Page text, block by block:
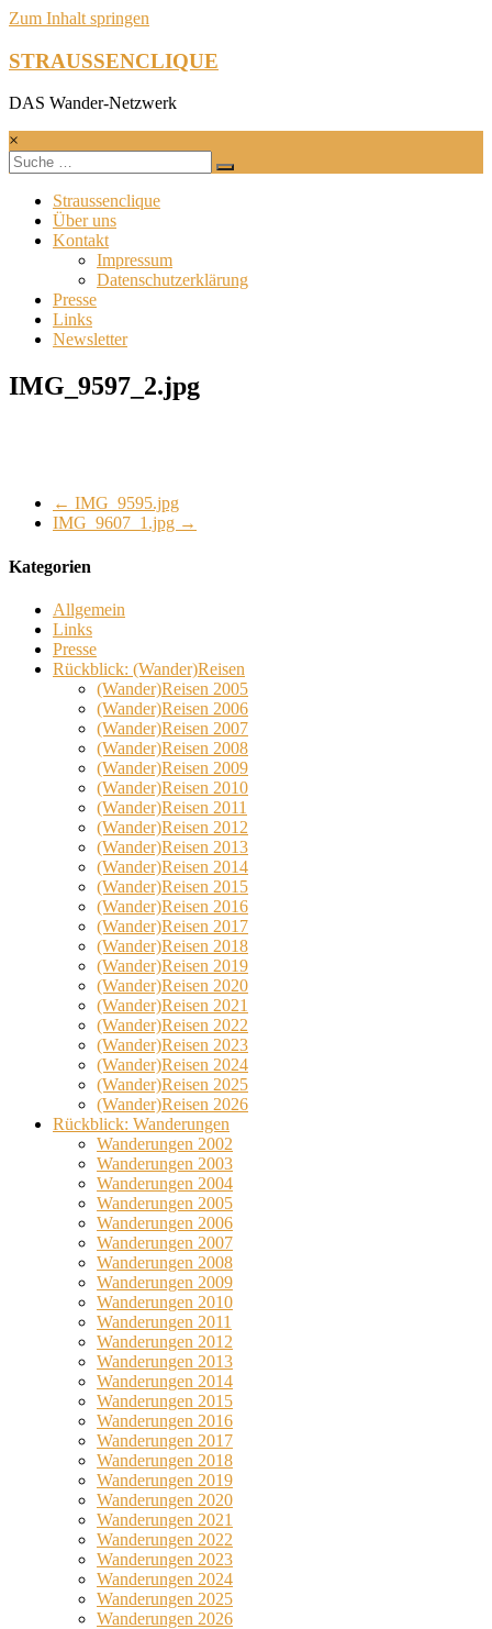
Zum Inhalt springen
STRAUSSENCLIQUE
DAS Wander-Netzwerk
×
Straussenclique
Über uns
Kontakt
Impressum
Datenschutzerklärung
Presse
Links
Newsletter
IMG_9597_2.jpg
← IMG_9595.jpg
IMG_9607_1.jpg →
Kategorien
Allgemein
Links
Presse
Rückblick: (Wander)Reisen
(Wander)Reisen 2005
(Wander)Reisen 2006
(Wander)Reisen 2007
(Wander)Reisen 2008
(Wander)Reisen 2009
(Wander)Reisen 2010
(Wander)Reisen 2011
(Wander)Reisen 2012
(Wander)Reisen 2013
(Wander)Reisen 2014
(Wander)Reisen 2015
(Wander)Reisen 2016
(Wander)Reisen 2017
(Wander)Reisen 2018
(Wander)Reisen 2019
(Wander)Reisen 2020
(Wander)Reisen 2021
(Wander)Reisen 2022
(Wander)Reisen 2023
(Wander)Reisen 2024
(Wander)Reisen 2025
(Wander)Reisen 2026
Rückblick: Wanderungen
Wanderungen 2002
Wanderungen 2003
Wanderungen 2004
Wanderungen 2005
Wanderungen 2006
Wanderungen 2007
Wanderungen 2008
Wanderungen 2009
Wanderungen 2010
Wanderungen 2011
Wanderungen 2012
Wanderungen 2013
Wanderungen 2014
Wanderungen 2015
Wanderungen 2016
Wanderungen 2017
Wanderungen 2018
Wanderungen 2019
Wanderungen 2020
Wanderungen 2021
Wanderungen 2022
Wanderungen 2023
Wanderungen 2024
Wanderungen 2025
Wanderungen 2026